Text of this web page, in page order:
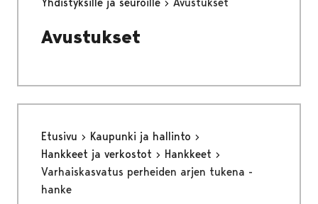
Avustukset
Etusivu
Kaupunki ja hallinto
Hankkeet ja verkostot
Hankkeet
Varhaiskasvatus perheiden arjen tukena -
hanke